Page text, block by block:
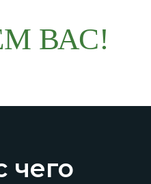
ВАС!
чего